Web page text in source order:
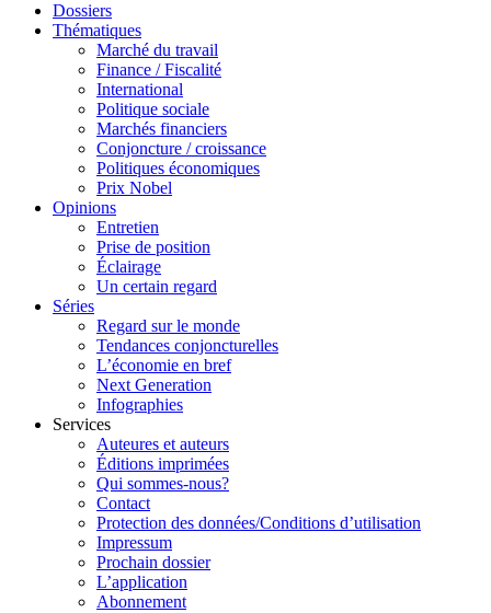
Dossiers
Thématiques
Marché du travail
Finance / Fiscalité
International
Politique sociale
Marchés financiers
Conjoncture / croissance
Politiques économiques
Prix Nobel
Opinions
Entretien
Prise de position
Éclairage
Un certain regard
Séries
Regard sur le monde
Tendances conjoncturelles
L’économie en bref
Next Generation
Infographies
Services
Auteures et auteurs
Éditions imprimées
Qui sommes-nous?
Contact
Protection des données/Conditions d’utilisation
Impressum
Prochain dossier
L’application
Abonnement